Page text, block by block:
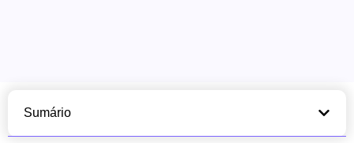
Sumário